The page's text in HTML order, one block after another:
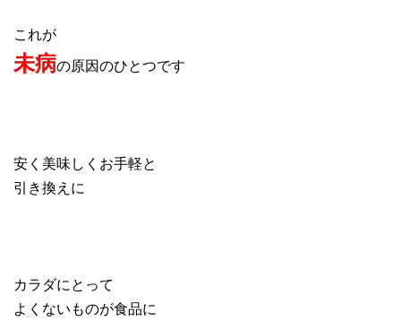
これが
未病の原因のひとつです
安く美味しくお手軽と
引き換えに
カラダにとって
よくないものが食品に